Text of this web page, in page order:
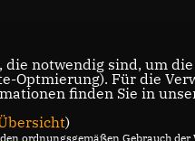
die notwendig sind, um
Optmierung). Für die
finden Sie in
)
ordnungsgemäßen Gebrauch der